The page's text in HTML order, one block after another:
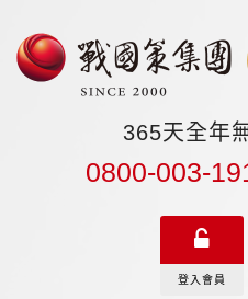
365天全年
0800-003-
登入會員